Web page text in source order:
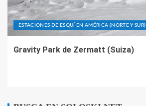
ESTACIONES DE ESQUÍ EN AMÉRICA (NORTE Y SUR)
Gravity Park de Zermatt (Suiza)